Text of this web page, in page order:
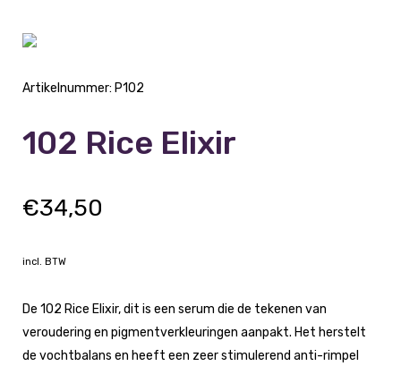
Artikelnummer: P102
102 Rice Elixir
€34,50
incl. BTW
De 102 Rice Elixir, dit is een serum die de tekenen van
veroudering en pigmentverkleuringen aanpakt. Het herstelt
de vochtbalans en heeft een zeer stimulerend anti-rimpel